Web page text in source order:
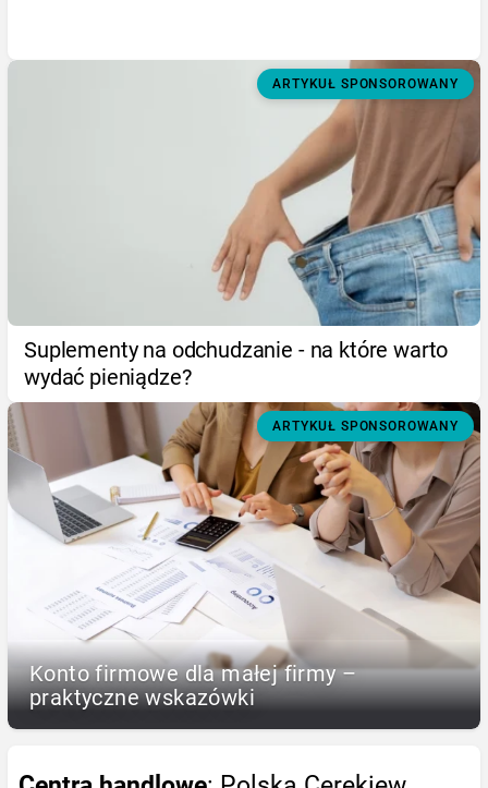
ARTYKUŁ SPONSOROWANY
Suplementy na odchudzanie - na które warto
wydać pieniądze?
ARTYKUŁ SPONSOROWANY
Konto firmowe dla małej firmy –
praktyczne wskazówki